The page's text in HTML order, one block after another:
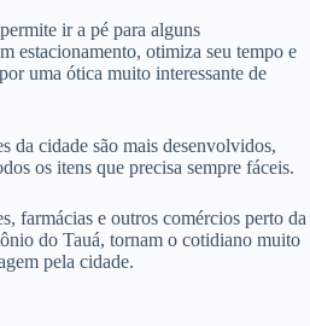
ir a pé para alguns
estacionamento, otimiza seu tempo e
uma ótica muito interessante de
da cidade são mais desenvolvidos,
os itens que precisa sempre fáceis.
farmácias e outros comércios perto da
do Tauá, tornam o cotidiano muito
pela cidade.